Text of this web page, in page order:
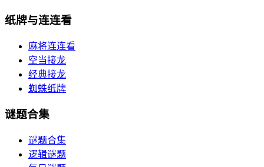
纸牌与连连看
麻将连连看
空当接龙
经典接龙
蜘蛛纸牌
谜题合集
谜题合集
逻辑谜题